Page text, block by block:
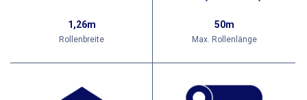
1,26m
Rollenbreite
50m
Max. Rollenlänge